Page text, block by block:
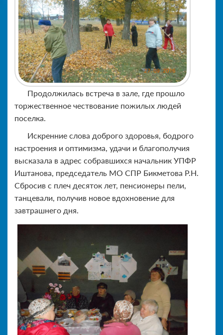
Продолжилась встреча в зале, где прошло
торжественное чествование пожилых людей
поселка.
Искренние слова доброго здоровья, бодрого
настроения и оптимизма, удачи и благополучия
высказала в адрес собравшихся начальник УПФР
Иштанова, председатель МО СПР Бикметова Р.Н.
Сбросив с плеч десяток лет, пенсионеры пели,
танцевали, получив новое вдохновение для
завтрашнего дня.